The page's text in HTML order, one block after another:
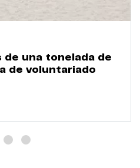
de una tonelada de
de voluntariado